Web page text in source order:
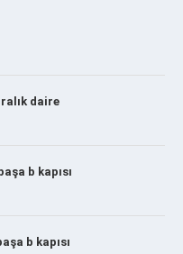
daire
b kapısı
b kapısı